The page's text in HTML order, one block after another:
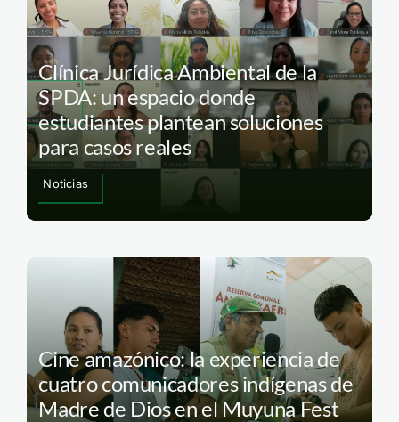
Clínica Jurídica Ambiental de la
SPDA: un espacio donde
estudiantes plantean soluciones
para casos reales
Noticias
Cine amazónico: la experiencia de
cuatro comunicadores indígenas de
Madre de Dios en el Muyuna Fest